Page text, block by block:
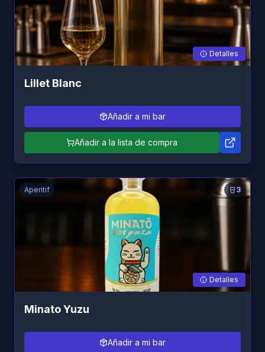
Detalles
Lillet Blanc
Añadir a mi bar
Añadir a la lista de compra
3
Aperitif
Detalles
Minato Yuzu
Añadir a mi bar